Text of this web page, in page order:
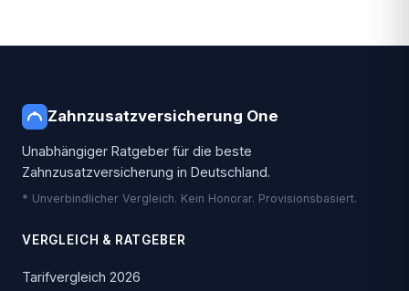
Zahnzusatzversicherung One
Unabhängiger Ratgeber für die beste
Zahnzusatzversicherung in Deutschland.
* Unverbindlicher Vergleich. Kein Honorar. Provisionsbasiert.
VERGLEICH & RATGEBER
Tarifvergleich 2026